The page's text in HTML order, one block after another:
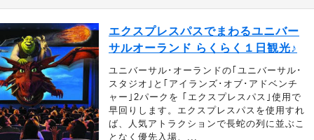
エクスプレスパスでまわるユニバー
サルオーランド らくらく１日観光♪
ユニバーサル･オーランドの｢ユニバーサル･
スタジオ｣と｢アイランズ･オブ･アドベンチ
ャー｣2パークを ｢エクスプレスパス｣使用で
早回りします。エクスプレスパスを使用すれ
ば、人気アトラクションで長蛇の列に並ぶこ
となく優先入場、...